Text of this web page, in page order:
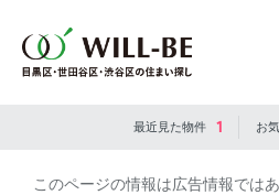
最近見た物件 1 お
このページの情報は広告情報では